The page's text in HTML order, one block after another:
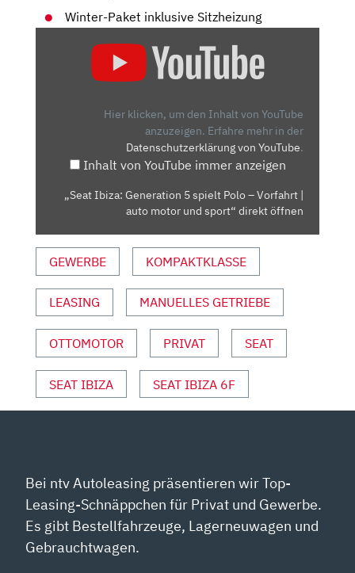
Winter-Paket inklusive Sitzheizung
GENERATION
VORFAHRT
UND
SPORT“
YOUTUBE
ANZEIGEN
Hier klicken, um den Inhalt von YouTube
anzuzeigen. Erfahre mehr in der
Datenschutzerklärung von YouTube.
Inhalt von YouTube immer anzeigen
„Seat Ibiza: Generation 5 spielt Polo – Vorfahrt |
auto motor und sport“ direkt öffnen
GEWERBE KOMPAKTKLASSE
LEASING MANUELLES GETRIEBE
OTTOMOTOR PRIVAT SEAT
SEAT IBIZA SEAT IBIZA 6F
Bei ntv Autoleasing präsentieren wir Top-
Leasing-Schnäppchen für Privat und Gewerbe.
Es gibt Bestellfahrzeuge, Lagerneuwagen und
Gebrauchtwagen.